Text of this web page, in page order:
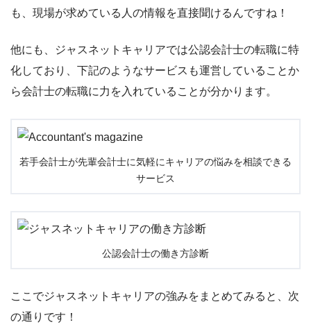
も、現場が求めている人の情報を直接聞けるんですね！
他にも、ジャスネットキャリアでは公認会計士の転職に特
化しており、下記のようなサービスも運営していることか
ら会計士の転職に力を入れている ことが分かります。
若手会計士が先輩会計士に気軽にキャリアの悩みを相談できる
サービス
公認会計士の働き方診断
ここでジャスネットキャリアの強みをまとめてみると、次
の通りです！